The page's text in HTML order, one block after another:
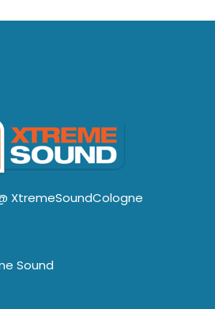
XtremeSoundCologne
Sound